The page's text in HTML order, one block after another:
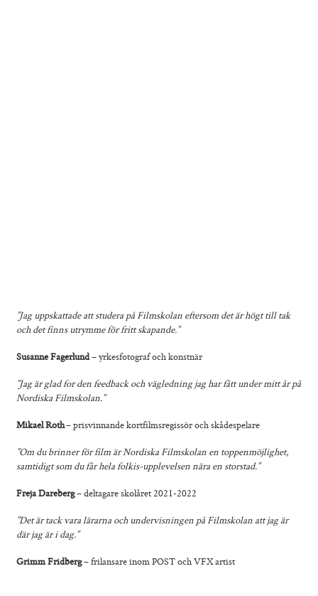
”Jag uppskattade att studera på Filmskolan eftersom det är högt till tak
och det finns utrymme för fritt skapande.”
Susanne Fagerlund– yrkesfotograf och konstnär
”Jag är glad for den feedback och vägledning jag har fått under mitt år på
Nordiska Filmskolan.”
Mikael Roth– prisvinnande kortfilmsregissör och skådespelare
”Om du brinner för film är Nordiska Filmskolan en toppenmöjlighet,
samtidigt som du får hela folkis-upplevelsen nära en storstad.”
Freja Dareberg– deltagare skolåret 2021-2022
”Det är tack vara lärarna och undervisningen på Filmskolan att jag är
där jag är i dag.”
Grimm Fridberg– frilansare inom POST och VFX artist